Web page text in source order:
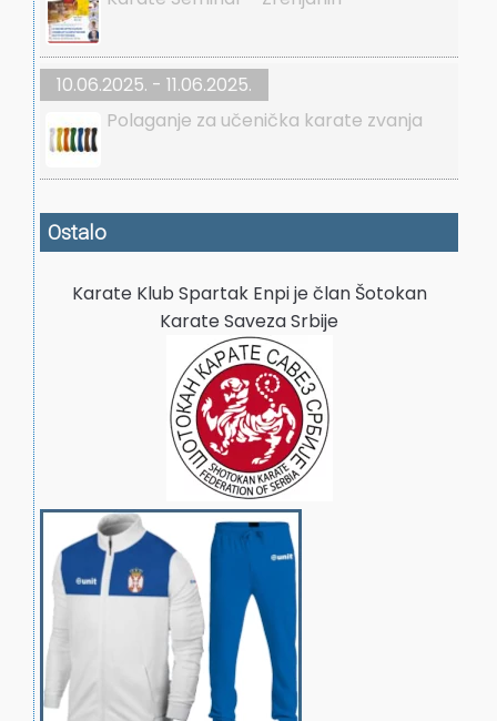
10.06.2025. - 11.06.2025.
Polaganje za učenička karate zvanja
Ostalo
Karate Klub Spartak Enpi je član Šotokan
Karate Saveza Srbije